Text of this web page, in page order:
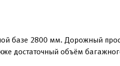
базе 2800 мм. Дорожный
достаточный объём